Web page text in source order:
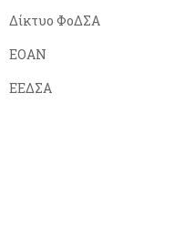
Δίκτυο ΦοΔΣΑ
ΕΟΑΝ
ΕΕΔΣΑ